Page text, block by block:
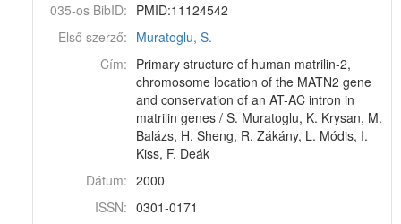
035-os BibID: PMID:11124542
Első szerző: Muratoglu, S.
Cím: Primary structure of human matrilin-2,
chromosome location of the MATN2 gene
and conservation of an AT-AC intron in
matrilin genes / S. Muratoglu, K. Krysan, M.
Balázs, H. Sheng, R. Zákány, L. Módis, I.
Kiss, F. Deák
Dátum: 2000
ISSN: 0301-0171